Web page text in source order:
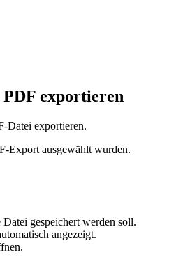
PDF exportieren
Datei exportieren.
Export ausgewählt wurden.
gespeichert werden soll.
angezeigt.